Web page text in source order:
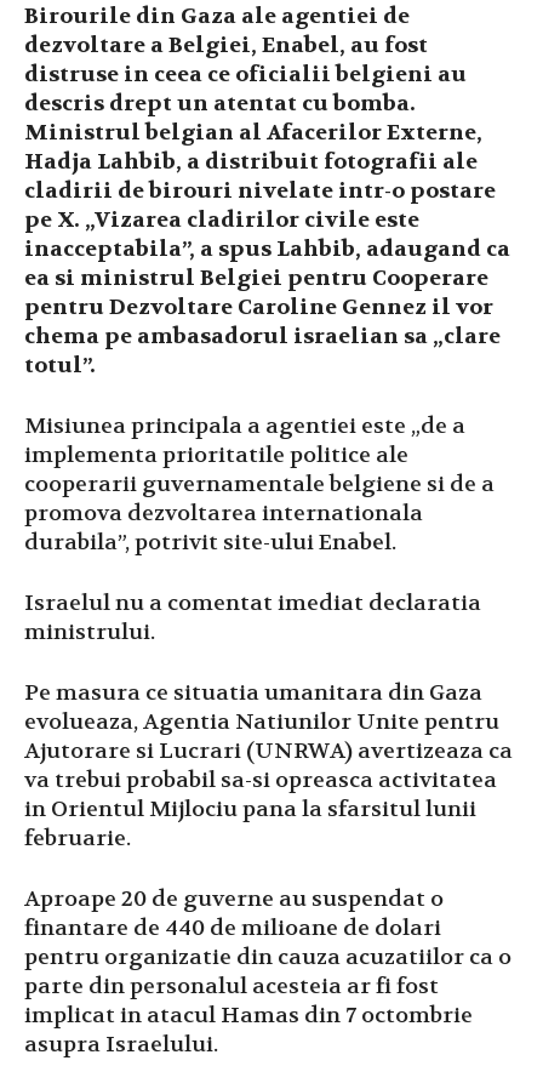
Birourile din Gaza ale agentiei de
dezvoltare a Belgiei, Enabel, au fost
distruse in ceea ce oficialii belgieni au
descris drept un atentat cu bomba.
Ministrul belgian al Afacerilor Externe,
Hadja Lahbib, a distribuit fotografii ale
cladirii de birouri nivelate intr-o postare
pe X. „Vizarea cladirilor civile este
inacceptabila”, a spus Lahbib, adaugand ca
ea si ministrul Belgiei pentru Cooperare
pentru Dezvoltare Caroline Gennez il vor
chema pe ambasadorul israelian sa „clare
totul”.
Misiunea principala a agentiei este „de a
implementa prioritatile politice ale
cooperarii guvernamentale belgiene si de a
promova dezvoltarea internationala
durabila”, potrivit site-ului Enabel.
Israelul nu a comentat imediat declaratia
ministrului.
Pe masura ce situatia umanitara din Gaza
evolueaza, Agentia Natiunilor Unite pentru
Ajutorare si Lucrari (UNRWA) avertizeaza ca
va trebui probabil sa-si opreasca activitatea
in Orientul Mijlociu pana la sfarsitul lunii
februarie.
Aproape 20 de guverne au suspendat o
finantare de 440 de milioane de dolari
pentru organizatie din cauza acuzatiilor ca o
parte din personalul acesteia ar fi fost
implicat in atacul Hamas din 7 octombrie
asupra Israelului.